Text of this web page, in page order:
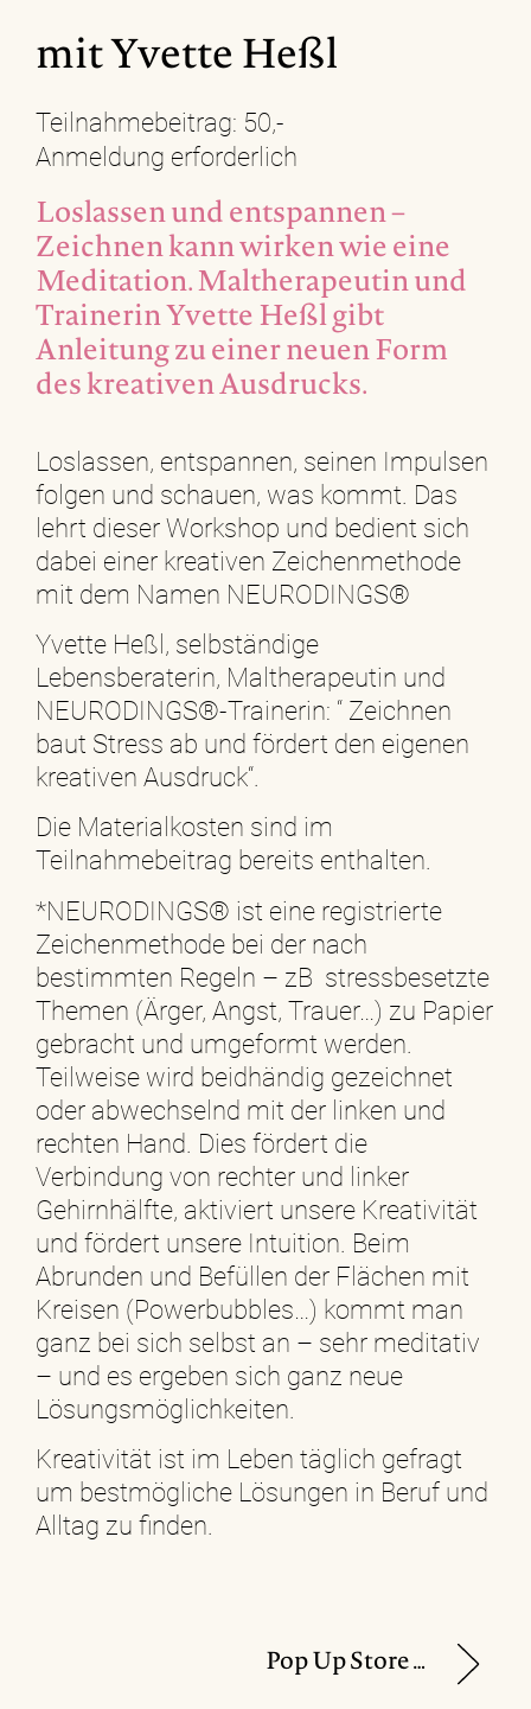
mit Yvette Heßl
Teilnahmebeitrag: 50,-
Anmeldung erforderlich
Loslassen und entspannen –
Zeichnen kann wirken wie eine
Meditation. Maltherapeutin und
Trainerin Yvette Heßl gibt
Anleitung zu einer neuen Form
des kreativen Ausdrucks.
Loslassen, entspannen, seinen Impulsen
folgen und schauen, was kommt. Das
lehrt dieser Workshop und bedient sich
dabei einer kreativen Zeichenmethode
mit dem Namen NEURODINGS®
Yvette Heßl , selbständige
Lebensberaterin, Maltherapeutin und
NEURODINGS®-Trainerin: “ Zeichnen
baut Stress ab und fördert den eigenen
kreativen Ausdruck“.
Die Materialkosten sind im
Teilnahmebeitrag bereits enthalten.
*NEURODINGS® ist eine registrierte
Zeichenmethode bei der nach
bestimmten Regeln – zB stressbesetzte
Themen (Ärger, Angst, Trauer…) zu Papier
gebracht und umgeformt werden.
Teilweise wird beidhändig gezeichnet
oder abwechselnd mit der linken und
rechten Hand. Dies fördert die
Verbindung von rechter und linker
Gehirnhälfte, aktiviert unsere Kreativität
und fördert unsere Intuition. Beim
Abrunden und Befüllen der Flächen mit
Kreisen (Powerbubbles…) kommt man
ganz bei sich selbst an – sehr meditativ
– und es ergeben sich ganz neue
Lösungsmöglichkeiten.
Kreativität ist im Leben täglich gefragt
um bestmögliche Lösungen in Beruf und
Alltag zu finden.
Pop Up Store von „Zeitlos Design“